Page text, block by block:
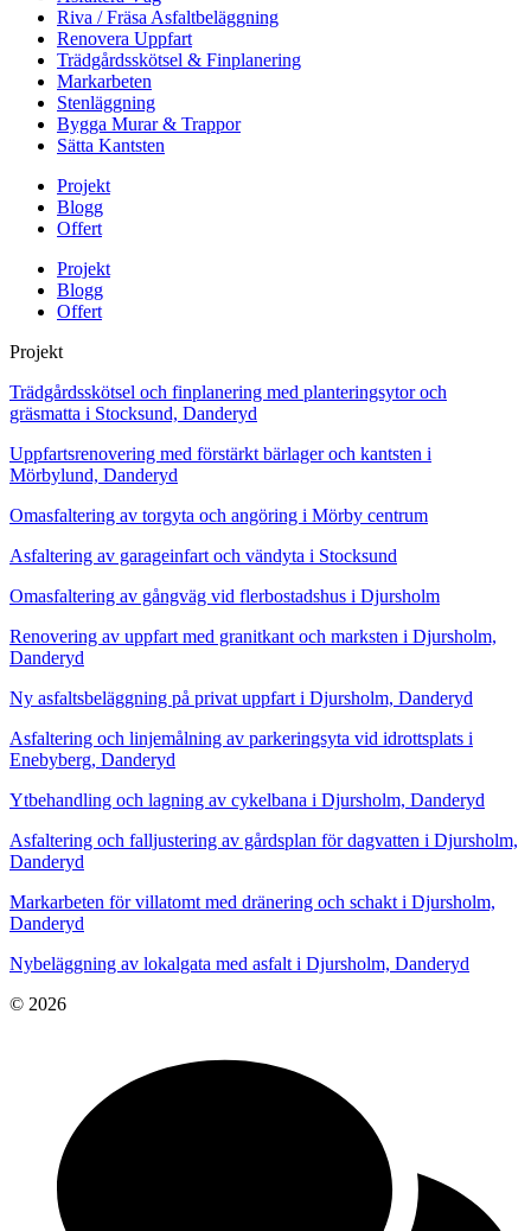
Riva / Fräsa Asfaltbeläggning
Renovera Uppfart
Trädgårdsskötsel & Finplanering
Markarbeten
Stenläggning
Bygga Murar & Trappor
Sätta Kantsten
Projekt
Blogg
Offert
Projekt
Blogg
Offert
Projekt
Trädgårdsskötsel och finplanering med planteringsytor och
gräsmatta i Stocksund, Danderyd
Uppfartsrenovering med förstärkt bärlager och kantsten i
Mörbylund, Danderyd
Omasfaltering av torgyta och angöring i Mörby centrum
Asfaltering av garageinfart och vändyta i Stocksund
Omasfaltering av gångväg vid flerbostadshus i Djursholm
Renovering av uppfart med granitkant och marksten i Djursholm,
Danderyd
Ny asfaltsbeläggning på privat uppfart i Djursholm, Danderyd
Asfaltering och linjemålning av parkeringsyta vid idrottsplats i
Enebyberg, Danderyd
Ytbehandling och lagning av cykelbana i Djursholm, Danderyd
Asfaltering och falljustering av gårdsplan för dagvatten i Djursholm,
Danderyd
Markarbeten för villatomt med dränering och schakt i Djursholm,
Danderyd
Nybeläggning av lokalgata med asfalt i Djursholm, Danderyd
© 2026